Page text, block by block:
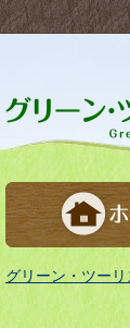
グリーンツーリ
グリーン・ツーリ